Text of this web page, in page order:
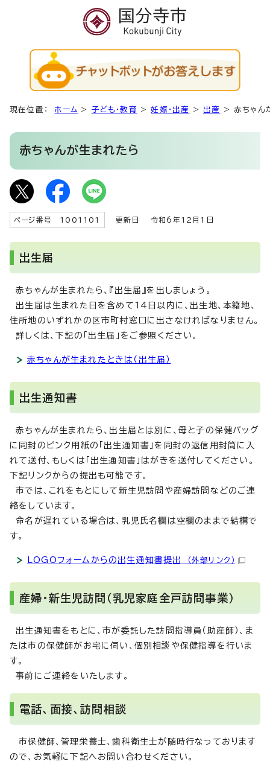
現在位置： ホーム > 子ども・教育 >妊娠・出産 > 出産 >赤ちゃん
赤ちゃんが生まれたら
ページ番号 1001101 更新日 令和6年12月1日
出生届
赤ちゃんが生まれたら、『出生届』を出しましょう。
出生届は生まれた日を含めて14日以内に、出生地、本籍地、
住所地のいずれかの区市町村窓口に出さなければなりません。
詳しくは、下記の「出生届」をご参照ください。
赤ちゃんが生まれたときは（出生届）
出生通知書
赤ちゃんが生まれたら、出生届とは別に、母と子の保健バッグ
に同封のピンク用紙の「出生通知書」を同封の返信用封筒に入
れて送付、もしくは「出生通知書」はがきを送付してください。
下記リンクからの提出も可能です。
市では、これをもとにして新生児訪問や産婦訪問などのご連
絡をしています。
命名が遅れている場合は、乳児氏名欄は空欄のままで結構で
す。
LOGOフォームからの出生通知書提出 （外部リンク）
産婦・新生児訪問（乳児家庭全戸訪問事業）
出生通知書をもとに、市が委託した訪問指導員（助産師）、ま
たは市の保健師がお宅に伺い、個別相談や保健指導を行いま
す。
事前にご連絡をいたします。
電話、面接、訪問相談
市保健師、管理栄養士、歯科衛生士が随時行なっております
ので、お気軽に下記へお問い合わせください。